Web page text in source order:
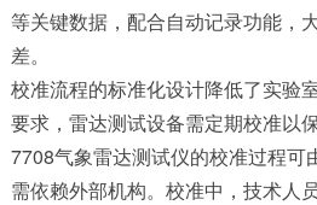
等关键数据，配合自动记录功能，
差。
校准流程的标准化设计降低了实验
要求，雷达测试设备需定期校准以
7708气象雷达测试仪的校准过程可
需依赖外部机构。校准中，技术人